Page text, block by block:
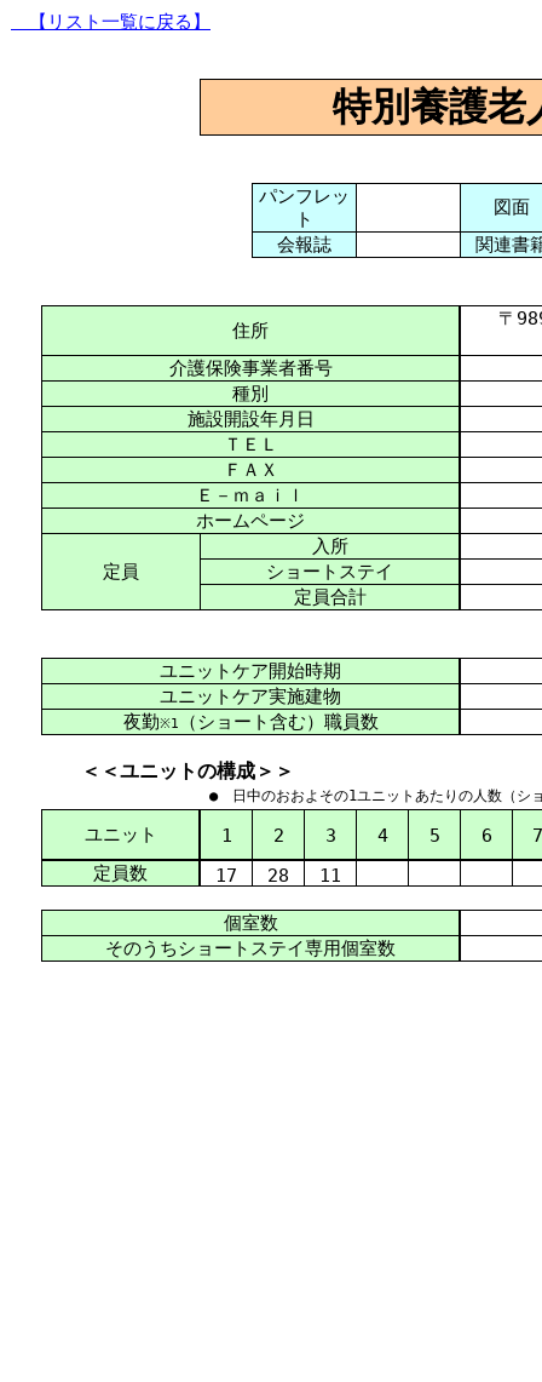
【リスト一覧に戻る】
特別養護
パンフレッ
ト
図面
会報誌
関連書
住所
〒
介護保険事業者番号
種別
施設開設年月日
ＴＥＬ
ＦＡＸ
Ｅ－ｍａｉｌ
ホームページ
定員
入所
ショートステイ
定員合計
ユニットケア開始時期
ユニットケア実施建物
夜勤※1 （ショート含む）職員数
＜＜ユニットの構成＞＞
● 日中のおおよその1ユニットあたりの人数（シ
ユニット 1 2 3 4 5 6
7
定員数
17 28 11
個室数
そのうちショートステイ専用個室数